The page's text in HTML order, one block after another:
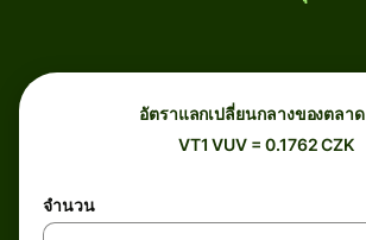
อัตราแลกเปลี่ยนกลางของตลาด
VT1 VUV = 0.1762 CZK
จำนวน